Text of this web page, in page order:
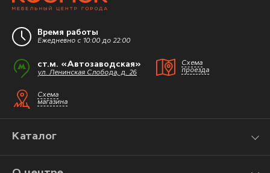
Время работы
Ежедневно с 10:00 до 22:00
ст.м. «Автозаводская»
ул. Ленинская Слобода, д. 26
Схема
проезда
Схема
магазина
Каталог